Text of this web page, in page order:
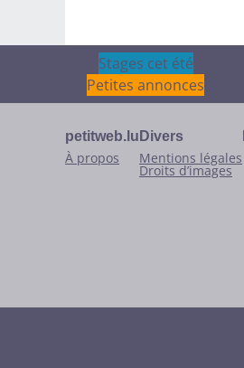
Stages cet été
Stages cet été
Petites annonces
petitweb.lu
À propos
Divers
Mentions légales
Droits d’images